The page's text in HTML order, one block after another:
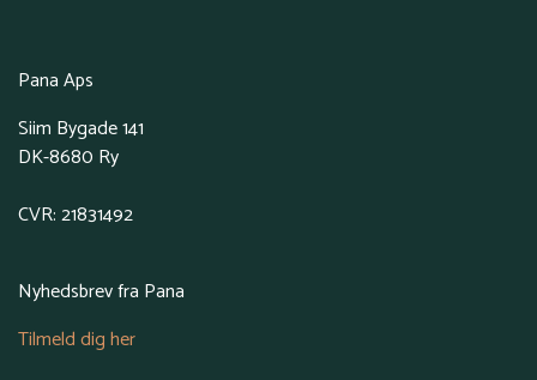
Pana Aps
Siim Bygade 141
DK-8680 Ry
CVR: 21831492
Nyhedsbrev fra Pana
Tilmeld dig her